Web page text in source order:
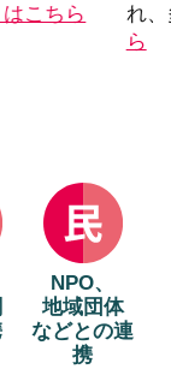
こちら
れ
ら
NPO、
地域団体
などとの連
携